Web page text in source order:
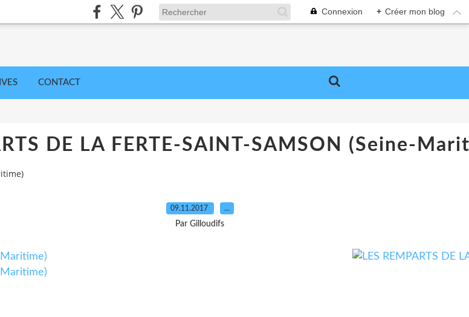
Connexion + Créer mon blog
CONTACT
DE LA FERTE-SAINT-SAMSON (Seine-
09.11.2017 …
Par Gilloudifs